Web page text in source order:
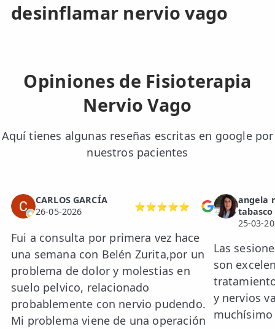
desinflamar nervio vago
Opiniones de Fisioterapia
Nervio Vago
Aquí tienes algunas reseñas escritas en google por
nuestros pacientes
CARLOS GARCÍA
26-05-2026
⭐⭐⭐⭐⭐
Fui a consulta por primera vez hace
una semana con Belén Zurita,por un
problema de dolor y molestias en
suelo pelvico, relacionado
probablemente con nervio pudendo.
Mi problema viene de una operación
angela
tabasco
25-03-
Las
son
y nervios
muchísimo